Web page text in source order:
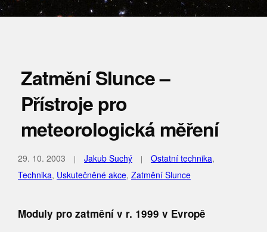
Zatmění Slunce –
Přístroje pro
meteorologická měření
29. 10. 2003 Jakub Suchý Ostatní technika,
Technika, Uskutečněné akce, Zatmění Slunce
Moduly pro zatmění v r. 1999 v Evropě